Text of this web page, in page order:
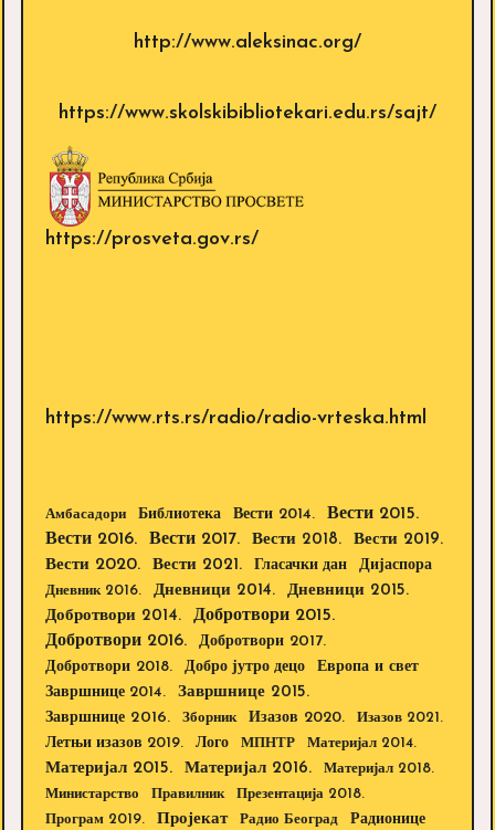
http://www.aleksinac.org/
https://www.skolskibibliotekari.edu.rs/sajt/
https://prosveta.gov.rs/
https://www.rts.rs/radio/radio-vrteska.html
Амбасадори Библиотека Вести 2014.
Вести 2015.
Вести 2016.
Вести 2017. Вести 2018.
Вести 2019.
Вести 2020.
Вести 2021. Гласачки дан Дијаспора
Дневник 2016. Дневници 2014.
Дневници 2015.
Добротвори 2014.
Добротвори 2015.
Добротвори 2016.
Добротвори 2017.
Добротвори 2018.
Добро јутро децо Европа и свет
Завршнице 2014.
Завршнице 2015.
Завршнице 2016.
Зборник Изазов 2020.
Изазов 2021.
Летњи изазов 2019.
Лого МПНТР Материјал 2014.
Материјал 2015. Материјал 2016.
Материјал 2018.
Министарство
Правилник
Презентација 2018.
Програм 2019.
Пројекат Радио Београд
Радионице